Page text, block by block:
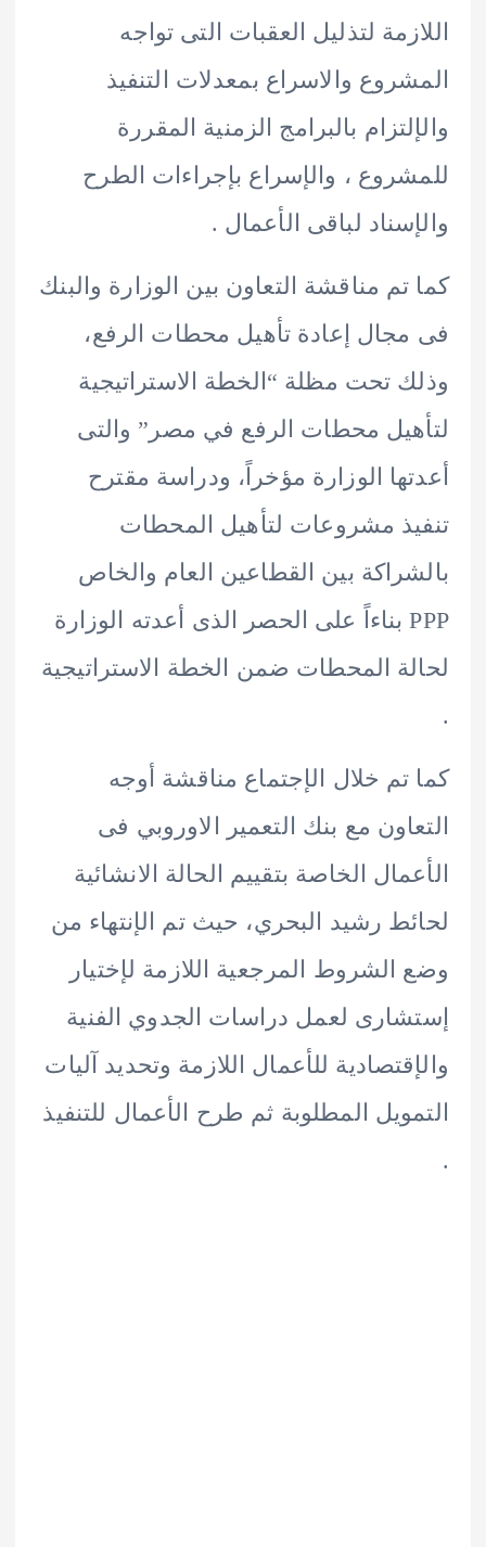
لتذليل العقبات التى تواجه
والاسراع بمعدلات التنفيذ
بالبرامج الزمنية المقررة
، والإسراع بإجراءات الطرح
لباقى الأعمال .
مناقشة التعاون بين الوزارة والبنك
إعادة تأهيل محطات الرفع،
تحت مظلة “الخطة الاستراتيجية
محطات الرفع في مصر” والتى
الوزارة مؤخراً، ودراسة مقترح
مشروعات لتأهيل المحطات
بين القطاعين العام والخاص
PPP بناءاً على الحصر الذى أعدته الوزارة
المحطات ضمن الخطة الاستراتيجية
خلال الإجتماع مناقشة أوجه
مع بنك التعمير الاوروبي فى
الخاصة بتقييم الحالة الانشائية
رشيد البحري، حيث تم الإنتهاء من
المرجعية اللازمة لإختيار
لعمل دراسات الجدوي الفنية
للأعمال اللازمة وتحديد آليات
المطلوبة ثم طرح الأعمال للتنفيذ